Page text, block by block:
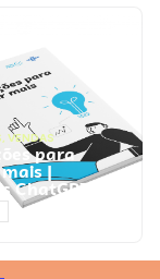
, VENDAS
para
mais |
ChatGPT